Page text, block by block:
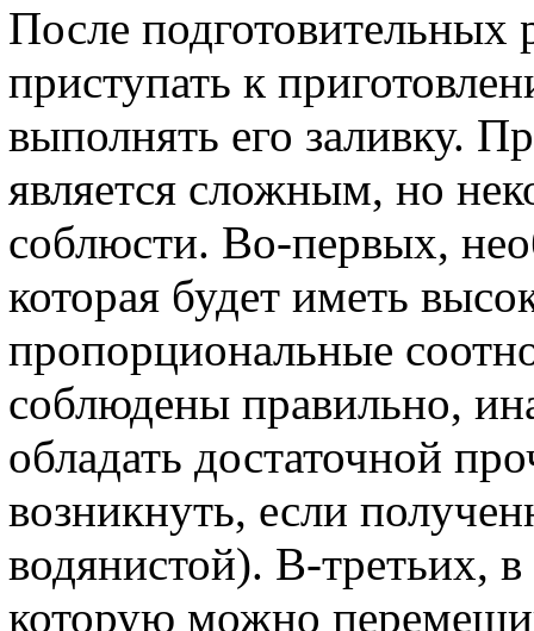
После
приступать к
выполнять его заливку.
является сложным, но
соблюсти. Во-первых,
которая будет иметь
пропорциональные
соблюдены правильно,
обладать достаточной
возникнуть, если
водянистой). В-третьих,
которую можно